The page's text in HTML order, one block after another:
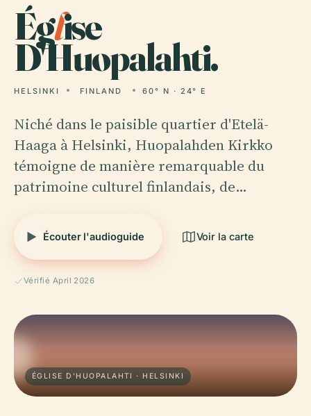
Église
D'Huopalahti.
HELSINKI FINLAND 60° N · 24° E
Niché dans le paisible quartier d'Etelä-
Haaga à Helsinki, Huopalahden Kirkko
témoigne de manière remarquable du
patrimoine culturel finlandais, de…
Écouter l'audioguide Voir la carte
Vérifié April 2026
ÉGLISE D'HUOPALAHTI · HELSINKI